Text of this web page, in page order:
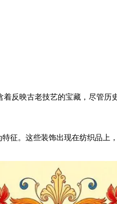
反映古老技艺的宝藏，尽管历
征。这些装饰出现在纺织品上